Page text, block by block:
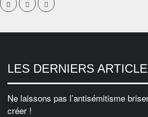
LES DERNIERS
Ne laissons pas l’antisémitisme
créer !